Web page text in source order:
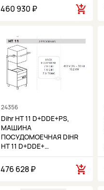
460 930 ₽
24356
Dihr HT 11 D+DDE+PS,
МАШИНА
ПОСУДОМОЕЧНАЯ DIHR
HT 11 D+DDE+…
476 628 ₽